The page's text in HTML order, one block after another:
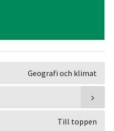
Geografi och klimat
Till toppen